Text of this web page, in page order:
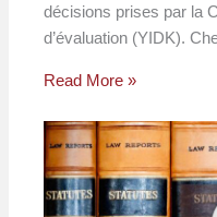
décisions prises par la
d’évaluation (YIDK).
Read More »